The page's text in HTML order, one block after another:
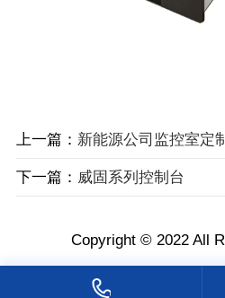
上一篇： 新能源公司监控室定
下一篇： 威固系列控制台
Copyright © 2022 All